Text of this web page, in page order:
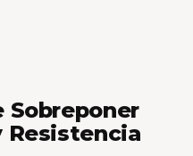
Sobreponer
Resistencia